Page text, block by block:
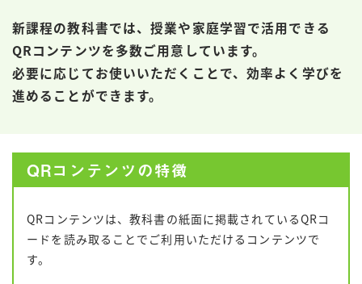
新課程の教科書では、授業や家庭学習で活用できる
QRコンテンツを多数ご用意しています。
必要に応じてお使いいただくことで、効率よく学びを
進めることができます。
QRコンテンツの特徴
QRコンテンツは、教科書の紙面に掲載されているQRコ
ードを読み取ることでご利用いただけるコンテンツで
す。